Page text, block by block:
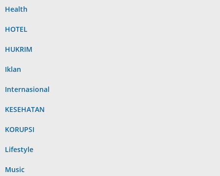
Health
HOTEL
HUKRIM
Iklan
Internasional
KESEHATAN
KORUPSI
Lifestyle
Music